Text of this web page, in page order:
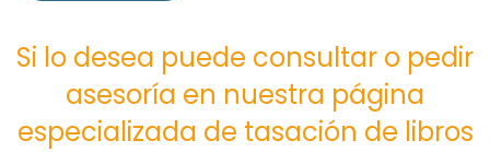
Si lo desea puede consultar o pedir
asesoría en nuestra página
especializada de tasación de libros